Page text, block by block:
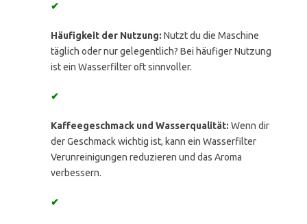
✔
Häufigkeit der Nutzung: Nutzt du die Maschine
täglich oder nur gelegentlich? Bei häufiger Nutzung
ist ein Wasserfilter oft sinnvoller.
✔
Kaffeegeschmack und Wasserqualität: Wenn dir
der Geschmack wichtig ist, kann ein Wasserfilter
Verunreinigungen reduzieren und das Aroma
verbessern.
✔